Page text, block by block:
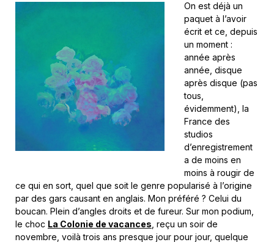
On est déjà un
paquet à l’avoir
écrit et ce, depuis
un moment :
année après
année, disque
après disque (pas
tous,
évidemment), la
France des
studios
d’enregistrement
a de moins en
moins à rougir de
ce qui en sort, quel que soit le genre popularisé à l’origine
par des gars causant en anglais. Mon préféré ? Celui du
boucan. Plein d’angles droits et de fureur. Sur mon podium,
le choc La Colonie de vacances , reçu un soir de
novembre, voilà trois ans presque jour pour jour, quelque